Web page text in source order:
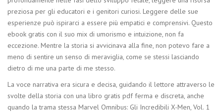
preziosa per gli educatori e i genitori curiosi. Leggere delle sue
esperienze può ispirarci a essere più empatici e comprensivi. Questo
ebook gratis con il suo mix di umorismo e intuizione, non fa
eccezione. Mentre la storia si avvicinava alla fine, non potevo fare a
meno di sentire un senso di meraviglia, come se stessi lasciando
dietro di me una parte di me stesso.
La voce narrativa era sicura e decisa, guidando il lettore attraverso le
svolte della storia con una libro gratis pdf ferma e discreta, anche
quando la trama stessa Marvel Omnibus: Gli Incredibili X-Men, Vol. 1